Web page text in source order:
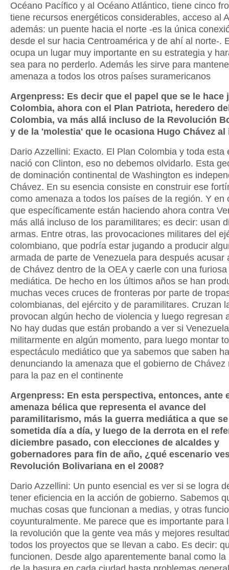
Océano Pacífico y al Océano Atlántico, tiene cinco
tiene recursos energéticos considerables, acceso al
además: un puente hacia el norte -es la única
desde el sur hacia Centroamérica y de ahí al norte-.
ocupa un lugar muy importante en su estrategia y
sea para no perderlo. Además les sirve para
amenaza a todos los otros países suramericanos
Argenpress: Es decir que el papel que se le hace
Colombia, ahora con el Plan Patriota, heredero
Colombia, va más allá incluso de la Revolución
y de la 'molestia' que le ocasiona Hugo Chávez al
Dario Azzellini: Exacto. El Plan Colombia y toda esta
nació con Clinton, eso no debemos olvidarlo. Esta
de dominación continental de Washington es
Chávez. En su esencia consiste en construir ese
como amenaza a todos los países de la región. Y en
que específicamente están haciendo ahora contra
más allá incluso de los paramilitares; es decir: usan
armas. Entre otras, las provocaciones militares del
colombiano, que podría estar jugando a producir
armada de parte de Venezuela para después acusar
de Chávez dentro de la OEA y caerle con una
mediática. De hecho en los últimos años se han
muchas veces cruces de fronteras por parte de
colombianas, del ejército y de paramilitares. Cruzan
provocan algún hecho de violencia y luego regresan
No hay dudas que están probando a ver si
militarmente en algún momento, para luego montar
espectáculo mediático que ya sabemos que saben
denunciando la amenaza que el gobierno de Chávez
para la paz en el continente
Argenpress: En esta perspectiva, entonces, ante
amenaza bélica que representa el avance del
paramilitarismo, más la guerra mediática a que
sometida día a día, y luego de la derrota en el
diciembre pasado, con elecciones de alcaldes y
gobernadores para fin de año, ¿qué escenario
Revolución Bolivariana en el 2008?
Dario Azzellini: Un punto esencial es ver si se logra
tener eficiencia en la acción de gobierno. Sabemos
muchas cosas que funcionan a medias, y otras
coyunturalmente. Me parece que es importante para
la revolución que la gente vea más y mejores
todos los proyectos que se llevan a cabo. Es decir:
funcionen. Desde algo aparentemente banal como la